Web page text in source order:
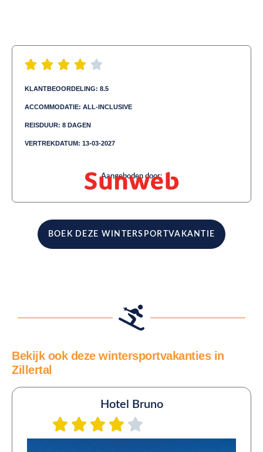
KLANTBEOORDELING: 8.5
ACCOMMODATIE: ALL-INCLUSIVE
REISDUUR: 8 DAGEN
VERTREKDATUM: 13-03-2027
Aangeboden door:
BOEK DEZE WINTERSPORTVAKANTIE
Bekijk ook deze wintersportvakanties in
Zillertal
Hotel Bruno